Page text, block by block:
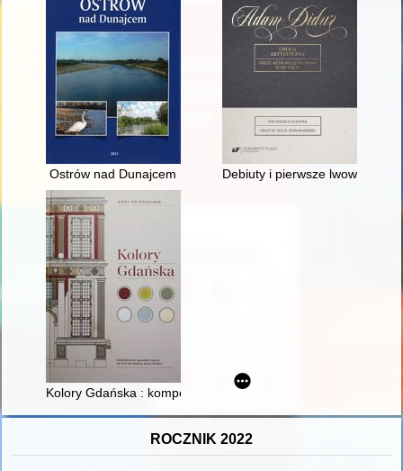
Ostrów nad Dunajcem Debiuty i pierwsze lwowskie
Kolory Gdańska : kompozycje barwne fasad od XVI do końca
ROCZNIK 2022